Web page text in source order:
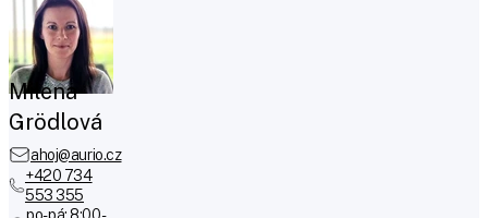
Milena
Grödlová
ahoj@aurio.cz
+420 734
553 355
po-pá: 8:00 -